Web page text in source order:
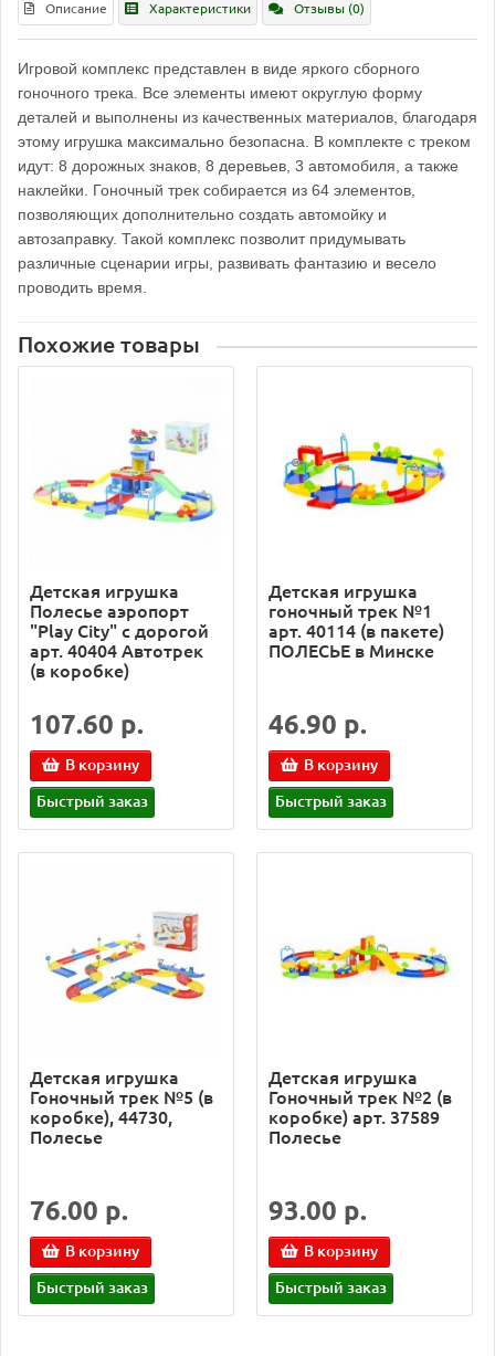
Описание Характеристики Отзывы (0)
Игровой комплекс представлен в виде яркого сборного
гоночного трека. Все элементы имеют округлую форму
деталей и выполнены из качественных материалов, благодаря
этому игрушка максимально безопасна. В комплекте с треком
идут: 8 дорожных знаков, 8 деревьев, 3 автомобиля, а также
наклейки. Гоночный трек собирается из 64 элементов,
позволяющих дополнительно создать автомойку и
автозаправку. Такой комплекс позволит придумывать
различные сценарии игры, развивать фантазию и весело
проводить время.
Похожие товары
Детская игрушка
Полесье аэропорт
"Play City" с дорогой
арт. 40404 Автотрек
(в коробке)
107.60 р.
В корзину
Быстрый заказ
Детская игрушка
гоночный трек №1
арт. 40114 (в пакете)
ПОЛЕСЬЕ в Минске
46.90 р.
В корзину
Быстрый заказ
Детская игрушка
Гоночный трек №5 (в
коробке), 44730,
Полесье
76.00 р.
В корзину
Быстрый заказ
Детская игрушка
Гоночный трек №2 (в
коробке) арт. 37589
Полесье
93.00 р.
В корзину
Быстрый заказ